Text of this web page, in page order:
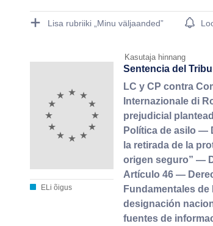
Publication Detail Actions
Lisa rubriiki „Minu väljaanded”
Kasutaja hinnang
ELi õigus
Sentencia del
LC y CP contra
Internazionale di
prejudicial
Política de asilo —
la retirada de la
origen seguro” —
Artículo 46 —
Fundamentales
designación
fuentes de